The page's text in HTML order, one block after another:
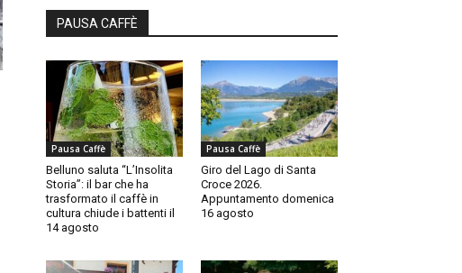
PAUSA CAFFÈ
Pausa Caffè
Belluno saluta “L’Insolita
Storia”: il bar che ha
trasformato il caffè in
cultura chiude i battenti il
14 agosto
Pausa Caffè
Giro del Lago di Santa
Croce 2026.
Appuntamento domenica
16 agosto